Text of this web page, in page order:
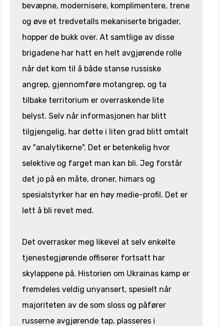
bevæpne, modernisere, komplimentere, trene
og øve et tredvetalls mekaniserte brigader,
hopper de bukk over. At samtlige av disse
brigadene har hatt en helt avgjørende rolle
når det kom til å både stanse russiske
angrep, gjennomføre motangrep, og ta
tilbake territorium er overraskende lite
belyst. Selv når informasjonen har blitt
tilgjengelig, har dette i liten grad blitt omtalt
av "analytikerne". Det er betenkelig hvor
selektive og farget man kan bli. Jeg forstår
det jo på en måte, droner, himars og
spesialstyrker har en høy medie-profil. Det er
lett å bli revet med.
Det overrasker meg likevel at selv enkelte
tjenestegjørende offiserer fortsatt har
skylappene på. Historien om Ukrainas kamp er
fremdeles veldig unyansert, spesielt når
majoriteten av de som sloss og påfører
russerne avgjørende tap, plasseres i